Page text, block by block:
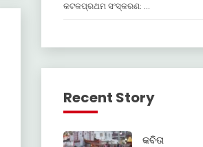
କଟକପ୍ରଥମ ସଂସ୍କରଣ: …
Recent Story
କବିତା